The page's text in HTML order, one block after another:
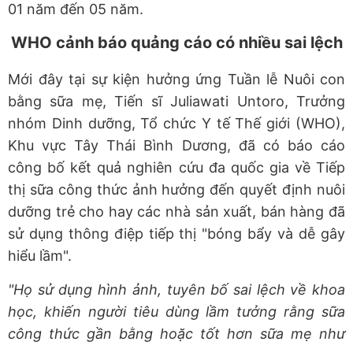
01 năm đến 05 năm.
WHO cảnh báo quảng cáo có nhiều sai lệch
Mới đây tại sự kiện hưởng ứng Tuần lễ Nuôi con
bằng sữa mẹ, Tiến sĩ Juliawati Untoro, Trưởng
nhóm Dinh dưỡng, Tổ chức Y tế Thế giới (WHO),
Khu vực Tây Thái Bình Dương, đã có báo cáo
công bố kết quả nghiên cứu đa quốc gia về Tiếp
thị sữa công thức ảnh hưởng đến quyết định nuôi
dưỡng trẻ cho hay các nhà sản xuất, bán hàng đã
sử dụng thông điệp tiếp thị "bóng bẩy và dễ gây
hiểu lầm".
"Họ sử dụng hình ảnh, tuyên bố sai lệch về khoa
học, khiến người tiêu dùng lầm tưởng rằng sữa
công thức gần bằng hoặc tốt hơn sữa mẹ như